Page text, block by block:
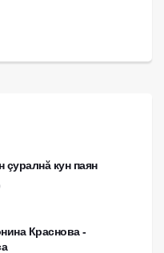
кун паян
Краснова -